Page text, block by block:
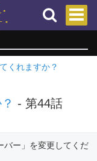
くれますか？
- 第44話
バー」を変更してくだ